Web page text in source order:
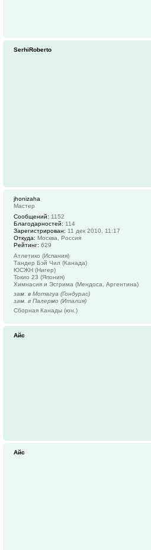
SerhiRoberto
jhonizaha
Мастер
Сообщений: 1152
Благодарностей: 114
Зарегистрирован: 11 дек 2010, 11:17
Откуда: Москва, Россия
Рейтинг: 629
Атлетико (Испания)
Тандер Бэй Чил (Канада)
ЮСЖН (Нигер)
Токио 23 (Япония)
Химнасия и Эсгрима (Мендоса, Аргентина)
зам. в Мотагуа (Гондурас)
зам. в Палермо (Италия)
Сборная Канады (юн.)
Айс
Айс